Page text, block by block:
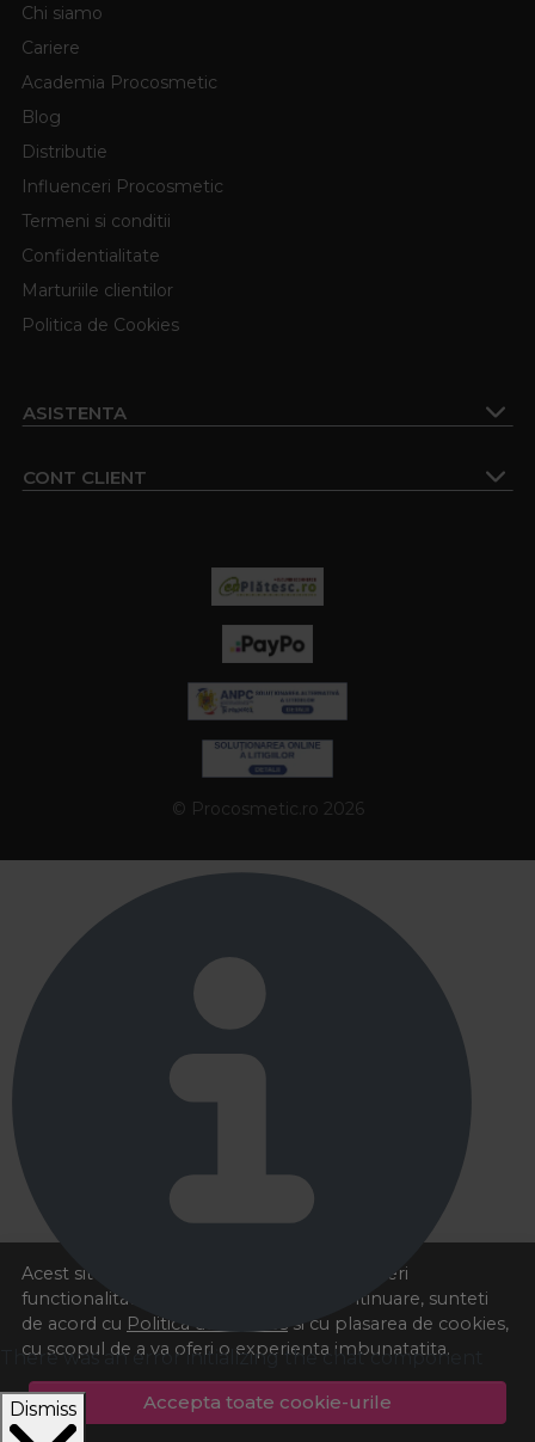
Acest site foloseste cookies pentru a va oferi
functionalitatea dorita. Navigand in continuare, sunteti
de acord cu Politica de cookies si cu plasarea de cookies,
cu scopul de a va oferi o experienta imbunatatita.
Accepta toate cookie-urile
Chi siamo
Cariere
Academia Procosmetic
Blog
Distributie
Influenceri Procosmetic
Termeni si conditii
Confidentialitate
Marturiile clientilor
Politica de Cookies
ASISTENTA
CONT CLIENT
© Procosmetic.ro 2026
There was an error initializing the chat component
Dismiss